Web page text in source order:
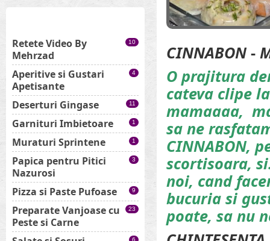
CINNABON-
O prajitura
cateva clipe
mamaaaa,
sa ne
CINNABON,
scortisoara,
noi, cand
bucuria si
poate, sa nu
Retete Video By
Mehrzad
10
Aperitive si Gustari
Apetisante
4
Deserturi Gingase 11
Garnituri Imbietoare 1
Muraturi Sprintene 1
Papica pentru Pitici
Nazurosi
3
Pizza si Paste Pufoase 9
Preparate Vanjoase cu
Peste si Carne
23
6